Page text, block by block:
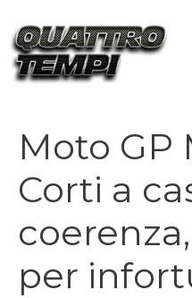
contenuto
Moto GP
Corti a
per